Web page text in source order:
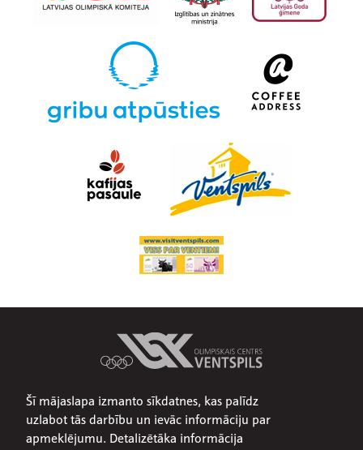
Šī mājaslapa izmanto sīkdatnes, kas palīdz
uzlabot tās darbību un ievāc informāciju par
apmeklējumu. Detalizētāka informācija
Par mums
Publiskojamā informācija